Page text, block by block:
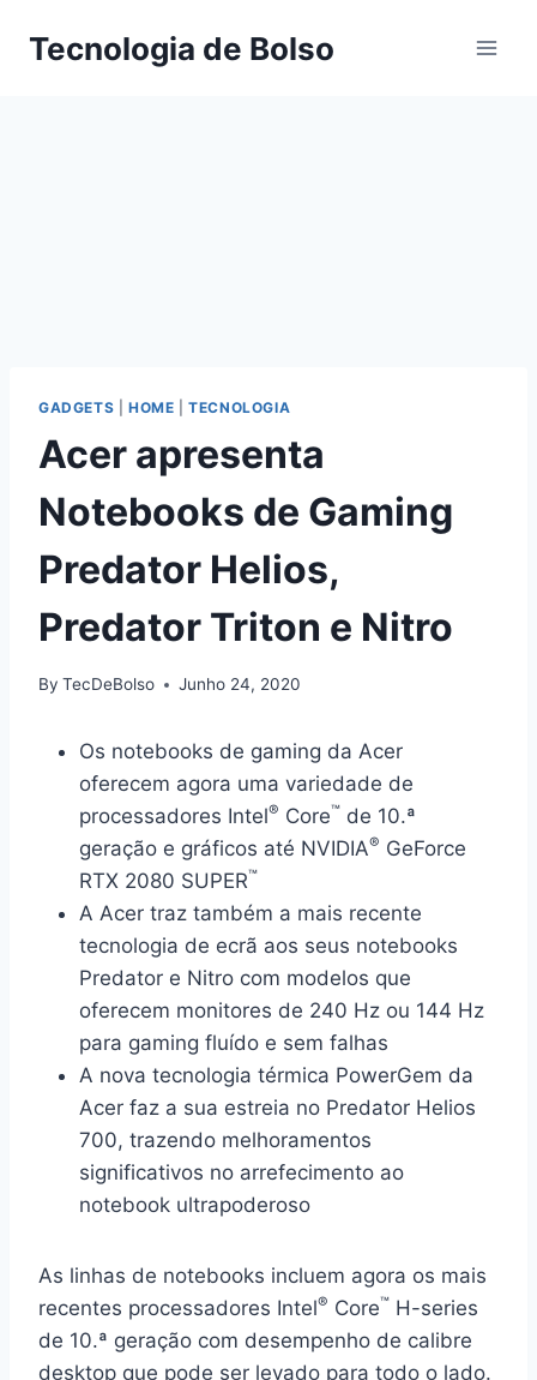
Tecnologia de Bolso
GADGETS HOME |TECNOLOGIA
Acer apresenta
Notebooks de Gaming
Predator Helios,
Predator Triton e Nitro
By TecDeBolso Junho 24, 2020
Os notebooks de gaming da Acer
oferecem agora uma variedade de
processadores Intel® Core™ de 10.ª
geração e gráficos até NVIDIA® GeForce
RTX 2080 SUPER™
A Acer traz também a mais recente
tecnologia de ecrã aos seus notebooks
Predator e Nitro com modelos que
oferecem monitores de 240 Hz ou 144 Hz
para gaming fluído e sem falhas
A nova tecnologia térmica PowerGem da
Acer faz a sua estreia no Predator Helios
700, trazendo melhoramentos
significativos no arrefecimento ao
notebook ultrapoderoso
As linhas de notebooks incluem agora os mais
recentes processadores Intel® Core™ H-series
de 10.ª geração com desempenho de calibre
desktop que pode ser levado para todo o lado.